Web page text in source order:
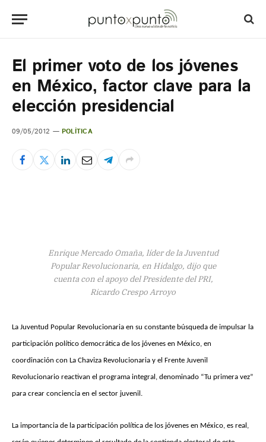
El primer voto de los jóvenes
en México, factor clave para la
elección presidencial
09/05/2012 POLÍTICA
Enrique Mercado Omaña, líder de la Juventud
Popular Revolucionaria, en Hidalgo, dijo que
cuenta con el apoyo del Presidente del PRI,
Ricardo Crespo Arroyo
La Juventud Popular Revolucionaria en su constante búsqueda de impulsar la
participación político democrática de los jóvenes en México, en
coordinación con La Chaviza Revolucionaria y el Frente Juvenil
Revolucionario reactivan el programa integral, denominado “Tu primera vez”
para crear conciencia en el sector juvenil.
La importancia de la participación política de los jóvenes en México, es real,